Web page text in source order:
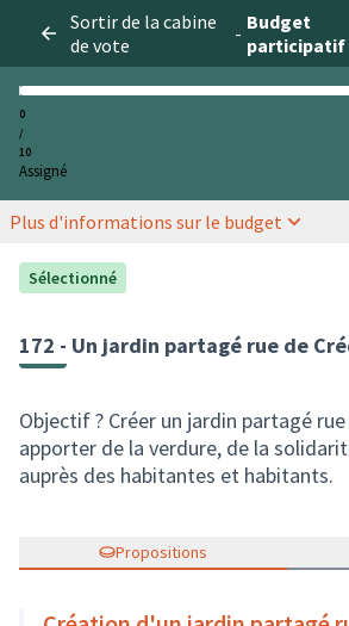
Sortir de la cabine
de vote
- Budget
participatif
0
/
10
Assigné
Plus d'informations sur le budget
Sélectionné
172 - Un jardin partagé rue de
Objectif ? Créer un jardin partagé
apporter de la verdure, de la
auprès des habitantes et habitants.
Propositions